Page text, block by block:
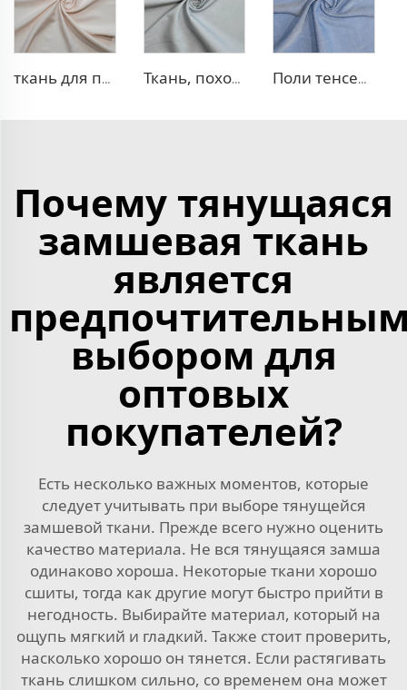
ткань для платья 100% лиоцелл, похожая на лен Ткань, похожая на деним, TR с эффектом стрейч Поли тенсел деним — ткань, похожая на джинсовую
Почему тянущаяся
замшевая ткань
является
выбором для
оптовых
покупателей?
Есть несколько важных моментов, которые
следует учитывать при выборе тянущейся
замшевой ткани. Прежде всего нужно оценить
качество материала. Не вся тянущаяся замша
одинаково хороша. Некоторые ткани хорошо
сшиты, тогда как другие могут быстро прийти в
негодность. Выбирайте материал, который на
ощупь мягкий и гладкий. Также стоит проверить,
насколько хорошо он тянется. Если растягивать
ткань слишком сильно, со временем она может